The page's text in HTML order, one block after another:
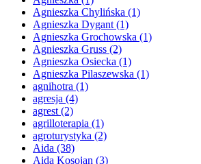
Agnieszka Chylińska (1)
Agnieszka Dygant (1)
Agnieszka Grochowska (1)
Agnieszka Gruss (2)
Agnieszka Osiecka (1)
Agnieszka Pilaszewska (1)
agnihotra (1)
agresja (4)
agrest (2)
agrilloterapia (1)
agroturystyka (2)
Aida (38)
Aida Kosojan (3)